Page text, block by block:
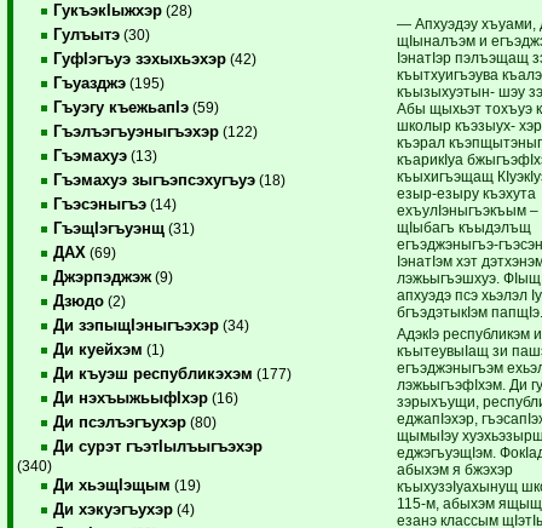
ГукъэкIыжхэр (28)
Гулъытэ (30)
ГуфIэгъуэ зэхыхьэхэр (42)
Гъуазджэ (195)
Гъуэгу къежьапIэ (59)
Гъэлъэгъуэныгъэхэр (122)
Гъэмахуэ (13)
Гъэмахуэ зыгъэпсэхугъуэ (18)
Гъэсэныгъэ (14)
ГъэщIэгъуэнщ (31)
ДАХ (69)
Джэрпэджэж (9)
Дзюдо (2)
Ди зэпыщIэныгъэхэр (34)
Ди куейхэм (1)
Ди къуэш республикэхэм (177)
Ди нэхъыжьыфIхэр (16)
Ди псэлъэгъухэр (80)
Ди сурэт гъэтIылъыгъэхэр
(340)
Ди хьэщIэщым (19)
Ди хэкуэгъухэр (4)
— Апхуэдэу хъуами,
щIыналъэм и
IэнатIэр пэлъэщащ
къытхуигъэува
къызыхуэтын- шэу
Абы щыхьэт тохъуэ
школыр къэзыух-
къэрал
къарикIуа
къыхигъэщащ
езыр-езыру къэхута
ехъулIэныгъэкъым
щIыбагъ къыдэлъщ
егъэджэныгъэ-
IэнатIэм хэт
лэжьыгъэшхуэ.
апхуэдэ псэ хьэлэл
бгъэдэтыкIэм папщIэ.
АдэкIэ республикэм
къытеувыIащ зи
егъэджэныгъэм
лэжьыгъэфIхэм. Ди
зэрыхъущи,
еджапIэхэр,
щымыIэу
еджэгъуэщIэм.
абыхэм я бжэхэр
къыхузэIуахынущ
115-м, абыхэм
езанэ классым